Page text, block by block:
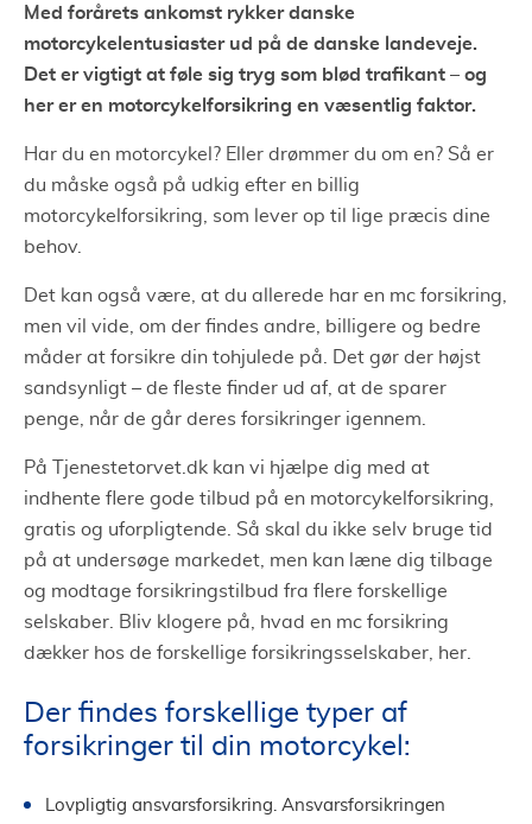
Med forårets ankomst rykker danske
motorcykelentusiaster ud på de danske landeveje.
Det er vigtigt at føle sig tryg som blød trafikant – og
her er en motorcykelforsikring en væsentlig faktor.
Har du en motorcykel? Eller drømmer du om en? Så er
du måske også på udkig efter en billig
motorcykelforsikring, som lever op til lige præcis dine
behov.
Det kan også være, at du allerede har en mc forsikring,
men vil vide, om der findes andre, billigere og bedre
måder at forsikre din tohjulede på. Det gør der højst
sandsynligt – de fleste finder ud af, at de sparer
penge, når de går deres forsikringer igennem.
På Tjenestetorvet.dk kan vi hjælpe dig med at
indhente flere gode tilbud på en motorcykelforsikring,
gratis og uforpligtende. Så skal du ikke selv bruge tid
på at undersøge markedet, men kan læne dig tilbage
og modtage forsikringstilbud fra flere forskellige
selskaber. Bliv klogere på, hvad en mc forsikring
dækker hos de forskellige forsikringsselskaber, her.
Der findes forskellige typer af
forsikringer til din motorcykel:
Lovpligtig ansvarsforsikring. Ansvarsforsikringen